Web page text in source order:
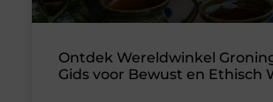
Ontdek Wereldwinkel
Gids voor Bewust en Ethisch